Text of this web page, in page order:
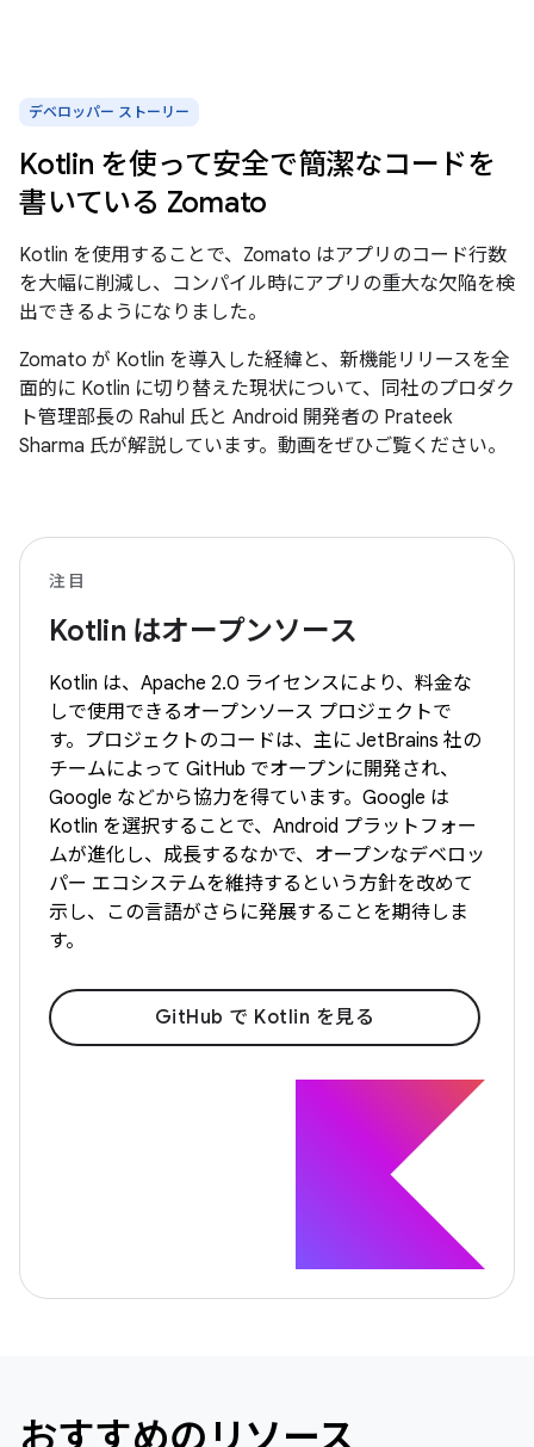
デベロッパー ストーリー
Kotlin を使って安全で簡潔なコードを
書いている Zomato
Kotlin を使用することで、Zomato はアプリのコード行数
を大幅に削減し、コンパイル時にアプリの重大な欠陥を検
出できるようになりました。
Zomato が Kotlin を導入した経緯と、新機能リリースを全
面的に Kotlin に切り替えた現状について、同社のプロダク
ト管理部長の Rahul 氏と Android 開発者の Prateek
Sharma 氏が解説しています。動画をぜひご覧ください。
注目
Kotlin はオープンソース
Kotlin は、Apache 2.0 ライセンスにより、料金な
しで使用できるオープンソース プロジェクトで
す。プロジェクトのコードは、主に JetBrains 社の
チームによって GitHub でオープンに開発され、
Google などから協力を得ています。Google は
Kotlin を選択することで、Android プラットフォー
ムが進化し、成長するなかで、オープンなデベロッ
パー エコシステムを維持するという方針を改めて
示し、この言語がさらに発展することを期待しま
す。
GitHub で Kotlin を見る
おすすめのリソース